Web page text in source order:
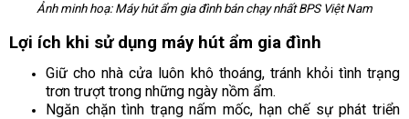
Ảnh minh hoạ: Máy hút ẩm gia đình bán chạy nhất BPS Việt Nam
Lợi ích khi sử dụng máy hút ẩm gia đình
Giữ cho nhà cửa luôn khô thoáng, tránh khỏi tình trạng
trơn trượt trong những ngày nồm ẩm.
Ngăn chặn tình trạng nấm mốc, hạn chế sự phát triển